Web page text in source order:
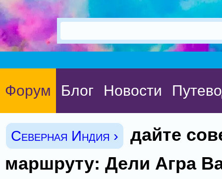
Форум Блог Новости
Северная Индия ›
дайте
маршруту: Дели Агра